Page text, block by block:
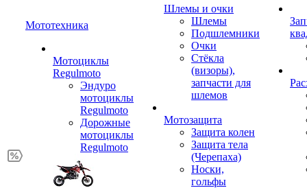
Мототехника
Мотоциклы
Regulmoto
Эндуро
мотоциклы
Regulmoto
Дорожные
мотоциклы
Regulmoto
Шлемы и очки
Шлемы
Подшлемники
Очки
Стёкла
(визоры),
запчасти для
шлемов
Мотозащита
Защита колен
Защита тела
(Черепаха)
Носки,
гольфы